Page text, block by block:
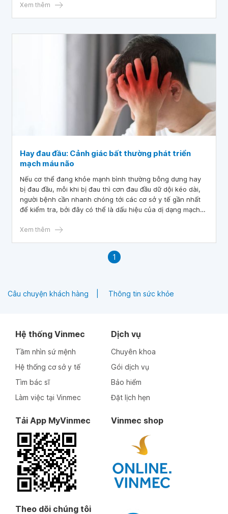
Xem thêm
Hay đau đầu: Cảnh giác bất thường phát triển
mạch máu não
Nếu cơ thể đang khỏe mạnh bình thường bỗng dưng hay
bị đau đầu, mỗi khi bị đau thì cơn đau đầu dữ dội kéo dài,
người bệnh cần nhanh chóng tới các cơ sở y tế gần nhất
để kiểm tra, bởi đây có thể là dấu hiệu của dị dạng mạch
ra những biến chứng nguy hiểm.
Xem thêm
1
Câu chuyện khách hàng Thông tin sức khỏe
Hệ thống Vinmec
Tầm nhìn sứ mệnh
Hệ thống cơ sở y tế
Tìm bác sĩ
Làm việc tại Vinmec
Dịch vụ
Chuyên khoa
Gói dịch vụ
Bảo hiểm
Đặt lịch hẹn
Tải App MyVinmec Vinmec shop
Theo dõi chúng tôi